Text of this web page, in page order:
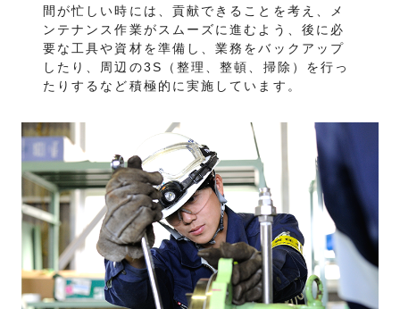
間が忙しい時には、貢献できることを考え、メ
ンテナンス作業がスムーズに進むよう、後に必
要な工具や資材を準備し、業務をバックアップ
したり、周辺の3S（整理、整頓、掃除）を行っ
たりするなど積極的に実施しています。